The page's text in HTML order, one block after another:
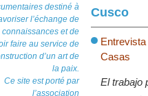
destiné à
l’échange de
connaissances et de
faire au service de
d’un art de
la paix.
Ce site est porté par
l’association
Cusco
Casas
El trabajo